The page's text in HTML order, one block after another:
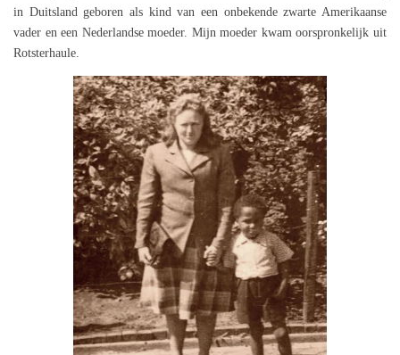
in Duitsland geboren als kind van een onbekende zwarte Amerikaanse
vader en een Nederlandse moeder. Mijn moeder kwam oorspronkelijk uit
Rotsterhaule.